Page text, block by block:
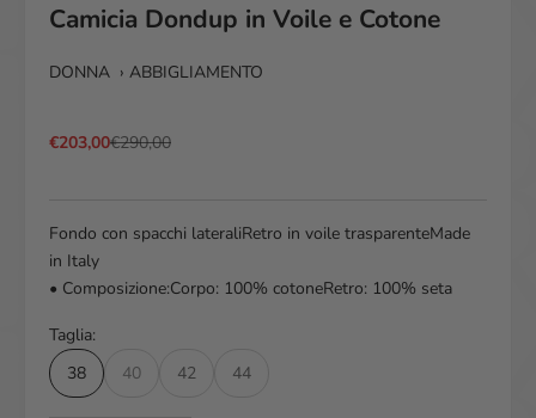
Camicia Dondup in Voile e Cotone
DONNA › ABBIGLIAMENTO
Prezzo scontato
€203,00Prezzo
€290,00
Fondo con spacchi lateraliRetro in voile trasparenteMade
in Italy
• Composizione:Corpo: 100% cotoneRetro: 100% seta
Taglia:
38
40 42 44